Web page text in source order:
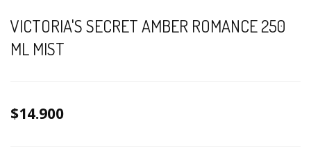
VICTORIA'S SECRET AMBER ROMANCE 250
ML MIST
$14.900